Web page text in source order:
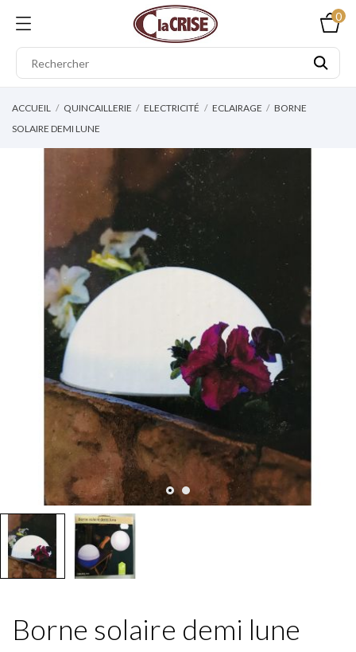
0
ACCUEIL QUINCAILLERIE ELECTRICITÉ ECLAIRAGE
BORNE
SOLAIRE DEMI LUNE
Borne solaire demi lune